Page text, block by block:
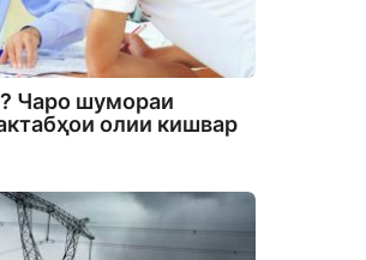
Чаро шумораи
олии кишвар